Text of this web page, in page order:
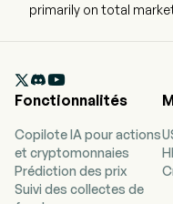
primarily on total
European countries.

Fonctionnalités
Copilote IA pour actions
et cryptomonnaies
Prédiction des prix
Suivi des collectes de